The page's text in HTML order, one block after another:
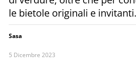
le bietole originali e
Sasa
5 Dicembre 2023